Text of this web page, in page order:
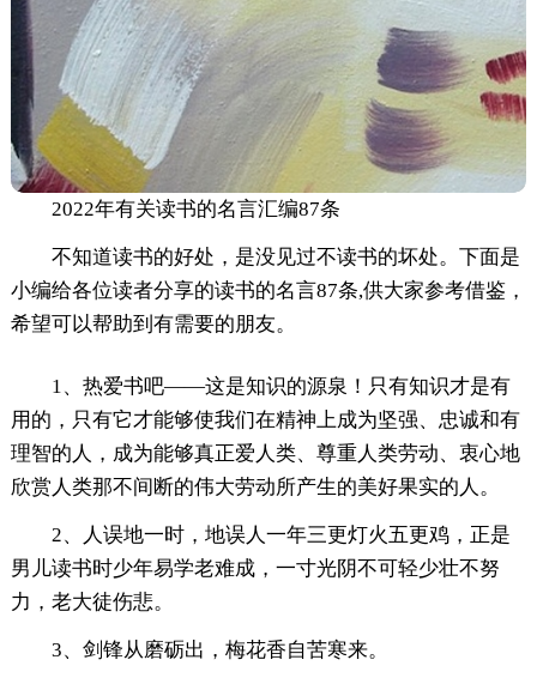
2022年有关读书的名言汇编87条
不知道读书的好处，是没见过不读书的坏处。下面是
小编给各位读者分享的读书的名言87条,供大家参考借鉴，
希望可以帮助到有需要的朋友。
1、热爱书吧——这是知识的源泉！只有知识才是有
用的，只有它才能够使我们在精神上成为坚强、忠诚和有
理智的人，成为能够真正爱人类、尊重人类劳动、衷心地
欣赏人类那不间断的伟大劳动所产生的美好果实的人。
2、人误地一时，地误人一年三更灯火五更鸡，正是
男儿读书时少年易学老难成，一寸光阴不可轻少壮不努
力，老大徒伤悲。
3、剑锋从磨砺出，梅花香自苦寒来。